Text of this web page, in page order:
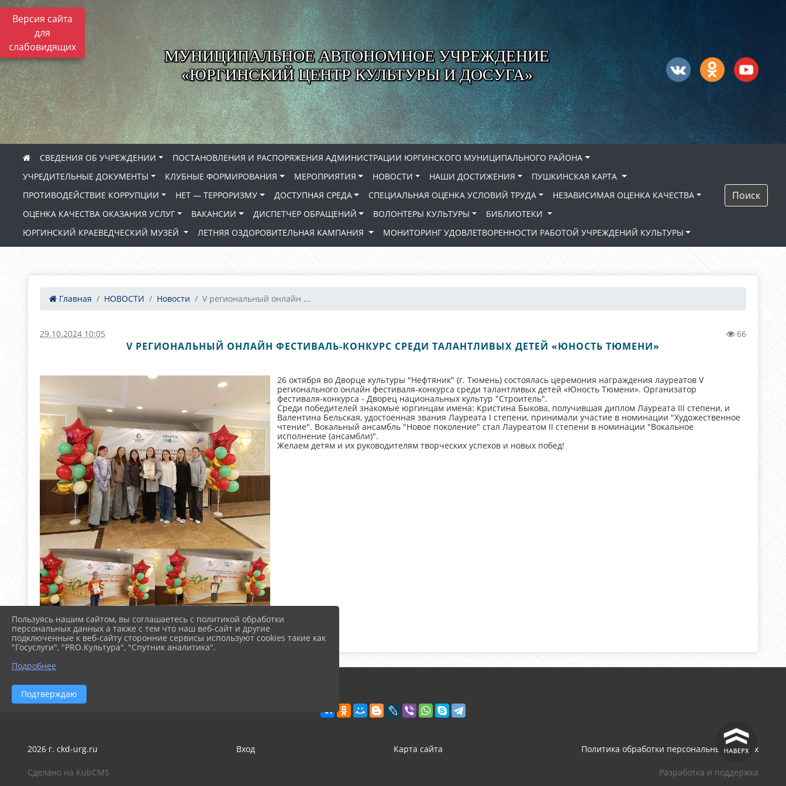
Версия сайта
для
слабовидящих
МУНИЦИПАЛЬНОЕ АВТОНОМНОЕ УЧРЕЖДЕНИЕ
«ЮРГИНСКИЙ ЦЕНТР КУЛЬТУРЫ И ДОСУГА»
СВЕДЕНИЯ ОБ УЧРЕЖДЕНИИ
ПОСТАНОВЛЕНИЯ И РАСПОРЯЖЕНИЯ АДМИНИСТРАЦИИ ЮРГИНСКОГО МУНИЦИПАЛЬНОГО РАЙОНА
УЧРЕДИТЕЛЬНЫЕ ДОКУМЕНТЫ
КЛУБНЫЕ ФОРМИРОВАНИЯ МЕРОПРИЯТИЯ НОВОСТИ НАШИ ДОСТИЖЕНИЯ
ПУШКИНСКАЯ КАРТА
ПРОТИВОДЕЙСТВИЕ КОРРУПЦИИ
НЕТ — ТЕРРОРИЗМУ ДОСТУПНАЯ СРЕДА СПЕЦИАЛЬНАЯ ОЦЕНКА УСЛОВИЙ ТРУДА
НЕЗАВИСИМАЯ ОЦЕНКА КАЧЕСТВА
ОЦЕНКА КАЧЕСТВА ОКАЗАНИЯ УСЛУГ
ВАКАНСИИ ДИСПЕТЧЕР ОБРАЩЕНИЙ ВОЛОНТЕРЫ КУЛЬТУРЫ
БИБЛИОТЕКИ
ЮРГИНСКИЙ КРАЕВЕДЧЕСКИЙ МУЗЕЙ
ЛЕТНЯЯ ОЗДОРОВИТЕЛЬНАЯ КАМПАНИЯ МОНИТОРИНГ УДОВЛЕТВОРЕННОСТИ РАБОТОЙ УЧРЕЖДЕНИЙ КУЛЬТУРЫ
Поиск
Главная НОВОСТИ Новости V региональный онлайн ...
29.10.2024 10:05 66
V РЕГИОНАЛЬНЫЙ ОНЛАЙН ФЕСТИВАЛЬ-КОНКУРС СРЕДИ ТАЛАНТЛИВЫХ ДЕТЕЙ «ЮНОСТЬ ТЮМЕНИ»
26 октября во Дворце культуры "Нефтяник" (г. Тюмень) состоялась церемония награждения лауреатов V
регионального онлайн фестиваля-конкурса среди талантливых детей «Юность Тюмени». Организатор
фестиваля-конкурса - Дворец национальных культур "Строитель".
Среди победителей знакомые юргинцам имена: Кристина Быкова, получившая диплом Лауреата III степени, и
Валентина Бельская, удостоенная звания Лауреата I степени, принимали участие в номинации "Художественное
чтение". Вокальный ансамбль "Новое поколение" стал Лауреатом II степени в номинации "Вокальное
исполнение (ансамбли)".
Желаем детям и их руководителям творческих успехов и новых побед!
^
2026 г. ckd-urg.ru Вход Карта сайта Политика обработки персональных данных
Сделано на KubCMS Разработка и поддержка
Пользуясь нашим сайтом, вы соглашаетесь с политикой обработки
персональных данных а также с тем что наш веб-сайт и другие
подключенные к веб-сайту сторонние сервисы используют cookies такие как
"Госуслуги", "PRO.Культура", "Спутник аналитика".
Подробнее
Подтверждаю